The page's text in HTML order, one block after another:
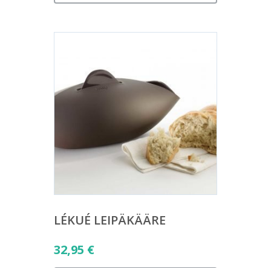
LÉKUÉ LEIPÄKÄÄRE
32,95 €